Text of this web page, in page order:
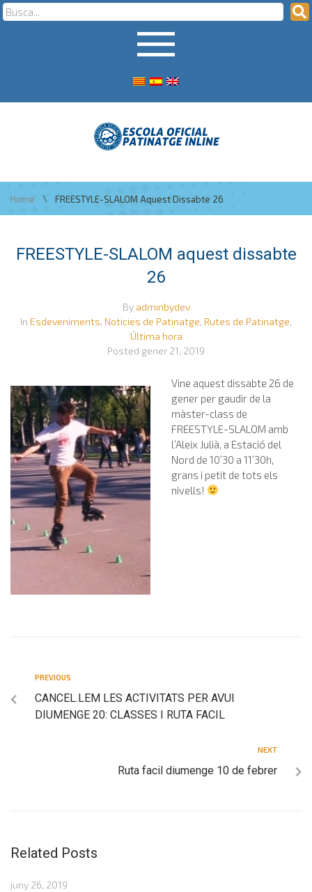
Home \ FREESTYLE-SLALOM Aquest Dissabte 26
FREESTYLE-SLALOM aquest dissabte
26
By adminbydev
In Esdeveniments, Noticies de Patinatge, Rutes de Patinatge,
Última hora
Posted gener 21, 2019
Vine aquest dissabte 26 de
gener per gaudir de la
màster-class de
FREESTYLE-SLALOM amb
l’Aleix Julià, a Estació del
Nord de 10’30 a 11’30h,
grans i petit de tots els
nivells!
PREVIOUS
CANCEL.LEM LES ACTIVITATS PER AVUI
DIUMENGE 20: CLASSES I RUTA FACIL
NEXT
Ruta facil diumenge 10 de febrer
Related Posts
juny 26, 2019